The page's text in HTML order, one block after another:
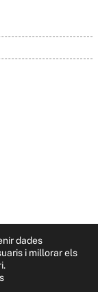
dades
i millorar els